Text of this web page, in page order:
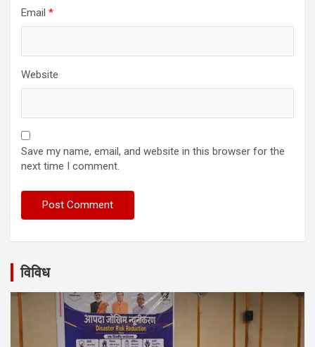
Email *
Website
Save my name, email, and website in this browser for the
next time I comment.
विविध